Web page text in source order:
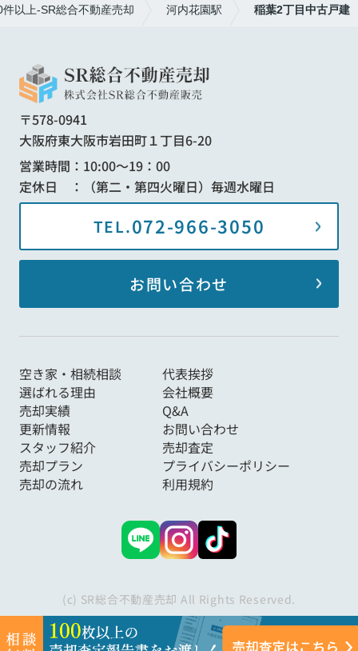
以上-SR総合不動産売却 河内花園駅 稲葉2丁目中古戸建
〒578-0941
大阪府東大阪市岩田町１丁目6-20
営業時間：10:00～19：00
定休日 ：（第二・第四火曜日）毎週水曜日
TEL.072-966-3050
お問い合わせ
空き家・相続相談
代表挨拶
選ばれる理由
会社概要
売却実績
Q&A
更新情報
お問い合わせ
スタッフ紹介
売却査定
売却プラン
プライバシーポリシー
売却の流れ
利用規約
(c) SR総合不動産売却 All Rights Reserved.